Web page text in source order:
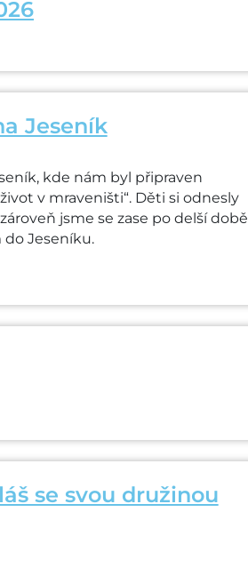
Jeseník
kde nám byl připraven
v mraveništi“. Děti si odnesly
jsme se zase po delší době
Jeseníku.
se svou družinou